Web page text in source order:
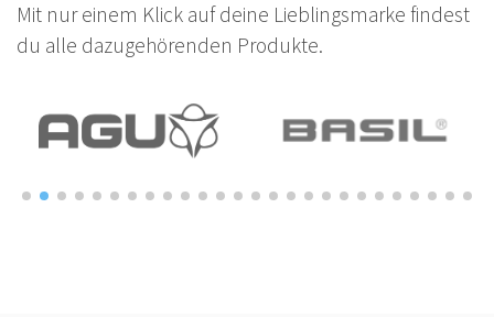
Mit nur einem Klick auf deine Lieblingsmarke findest
du alle dazugehörenden Produkte.